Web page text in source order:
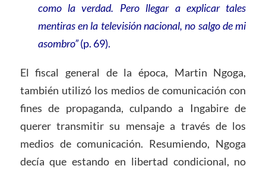
como la verdad. Pero llegar a explicar tales
mentiras en la televisión nacional, no salgo de mi
asombro”(p. 69).
El fiscal general de la época, Martin Ngoga,
también utilizó los medios de comunicación con
fines de propaganda, culpando a Ingabire de
querer transmitir su mensaje a través de los
medios de comunicación. Resumiendo, Ngoga
decía que estando en libertad condicional, no